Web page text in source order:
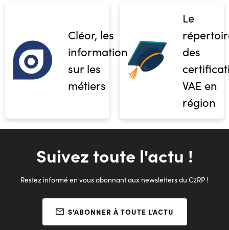
Cléor, les
informations
sur les
métiers
Le
des
VAE en
région
Suivez toute l'actu !
Restez informé en vous abonnant aux newsletters du C2RP !
S'ABONNER À TOUTE L'ACTU